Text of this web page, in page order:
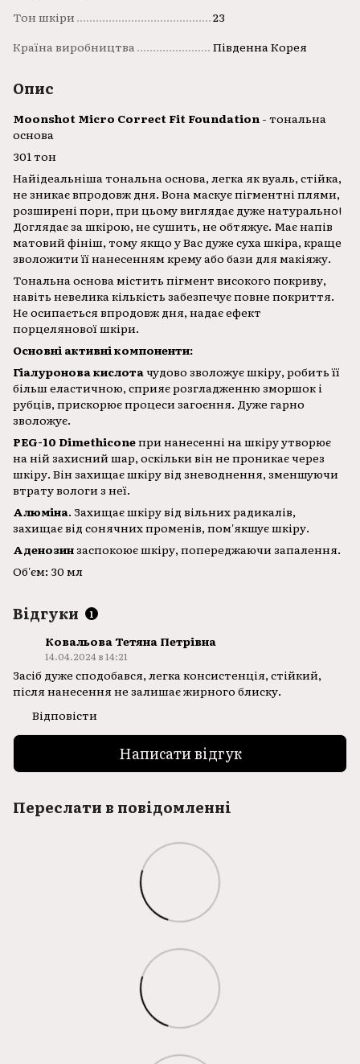
Тон шкіри
23
Країна виробництва
Південна Корея
Опис
Moonshot Micro Correct Fit Foundation - тональна
основа
301 тон
Найідеальніша тональна основа, легка як вуаль, стійка,
не зникає впродовж дня. Вона маскує пігментні плями,
розширені пори, при цьому виглядає дуже натурально!
Доглядає за шкірою, не сушить, не обтяжує. Має напів
матовий фініш, тому якщо у Вас дуже суха шкіра, краще
зволожити її нанесенням крему або бази для макіяжу.
Тональна основа містить пігмент високого покриву,
навіть невелика кількість забезпечує повне покриття.
Не осипається впродовж дня, надає ефект
порцелянової шкіри.
Основні активні компоненти:
Гіалуронова кислота чудово зволожує шкіру, робить її
більш еластичною, сприяє розгладженню зморшок і
рубців, прискорює процеси загоєння. Дуже гарно
зволожує.
PEG-10 Dimethiconeпри нанесенні на шкіру утворює
на ній захисний шар, оскільки він не проникає через
шкіру. Він захищає шкіру від зневоднення, зменшуючи
втрату вологи з неї.
Алюміна. Захищає шкіру від вільних радикалів,
захищає від сонячних променів, пом'якшує шкіру.
Аденозинзаспокоює шкіру, попереджаючи запалення.
Об'єм: 30 мл
Відгуки 1
Ковальова Тетяна Петрівна
14.04.2024 в 14:21
Засіб дуже сподобався, легка консистенція, стійкий,
після нанесення не залишає жирного блиску.
Відповісти
Написати відгук
Переслати в повідомленні